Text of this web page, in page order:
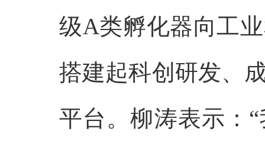
级A类孵化器向工
搭建起科创研发、
平台。柳涛表示：